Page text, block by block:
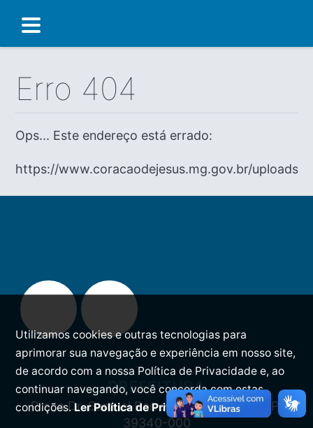
Erro 404
Ops... Este endereço está errado:
https://www.coracaodejesus.mg.gov.br/uploads/
PREFEITURA
Praça Dr. Samuel Barreto, s/n, Centro CEP:
39340-000
Utilizamos cookies e outras tecnologias para
aprimorar sua navegação e experiência em nosso site,
de acordo com a nossa Política de Privacidade e, ao
continuar navegando, você concorda com estas
condições.Ler Política de Privacidade.